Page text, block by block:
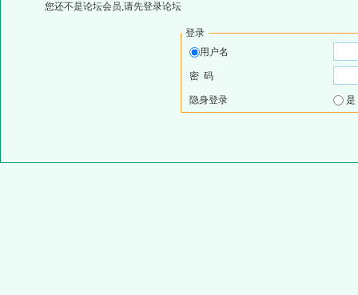
您还不是论坛会员,请先登录论坛
登录
用户名
密 码
隐身登录